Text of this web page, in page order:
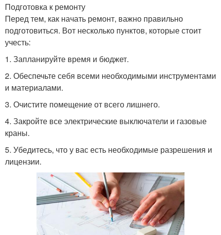
Подготовка к ремонту
Перед тем, как начать ремонт, важно правильно
подготовиться. Вот несколько пунктов, которые стоит
учесть:
1. Запланируйте время и бюджет.
2. Обеспечьте себя всеми необходимыми инструментами
и материалами.
3. Очистите помещение от всего лишнего.
4. Закройте все электрические выключатели и газовые
краны.
5. Убедитесь, что у вас есть необходимые разрешения и
лицензии.